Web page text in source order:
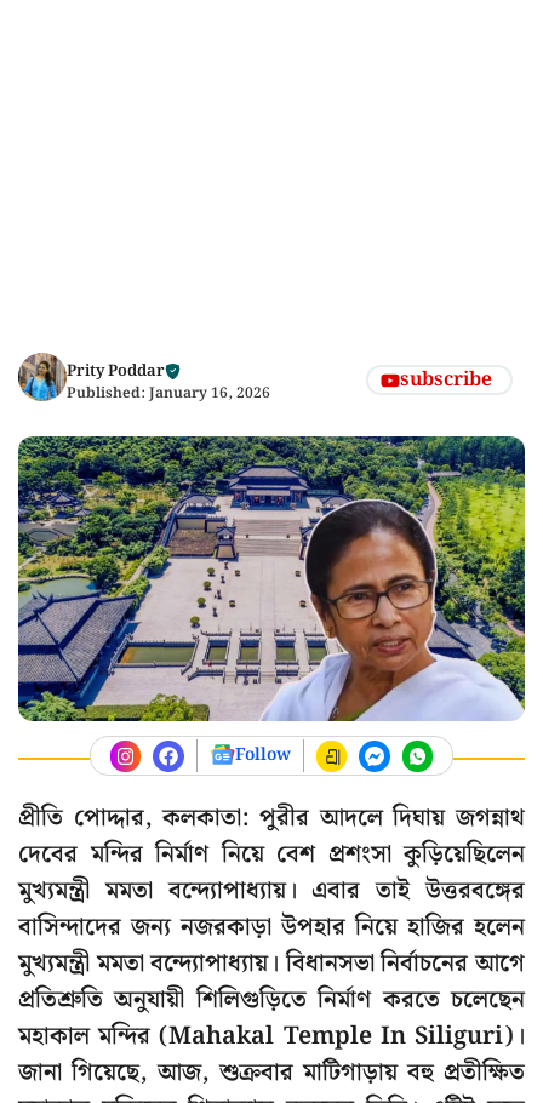
Prity Poddar
Published: January 16, 2026 subscribe
Follow
প্রীতি পোদ্দার, কলকাতা: পুরীর আদলে দিঘায় জগন্নাথ
দেবের মন্দির নির্মাণ নিয়ে বেশ প্রশংসা কুড়িয়েছিলেন
মুখ্যমন্ত্রী মমতা বন্দ্যোপাধ্যায়। এবার তাই উত্তরবঙ্গের
বাসিন্দাদের জন্য নজরকাড়া উপহার নিয়ে হাজির হলেন
মুখ্যমন্ত্রী মমতা বন্দ্যোপাধ্যায়। বিধানসভা নির্বাচনের আগে
প্রতিশ্রুতি অনুযায়ী শিলিগুড়িতে নির্মাণ করতে চলেছেন
মহাকাল মন্দির (Mahakal Temple In Siliguri)।
জানা গিয়েছে, আজ, শুক্রবার মাটিগাড়ায় বহু প্রতীক্ষিত